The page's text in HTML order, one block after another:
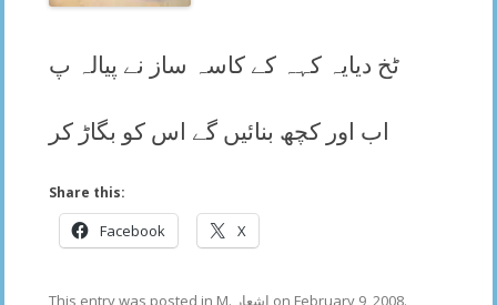
یہ کہہ کے کاسہ ساز نے پیالہ پٹخ دیا
اب اور کچھ بنائیں گے اس کو بگاڑ کر
Share this:
Facebook X
This entry was posted in M. اشعار on February 9, 2008.